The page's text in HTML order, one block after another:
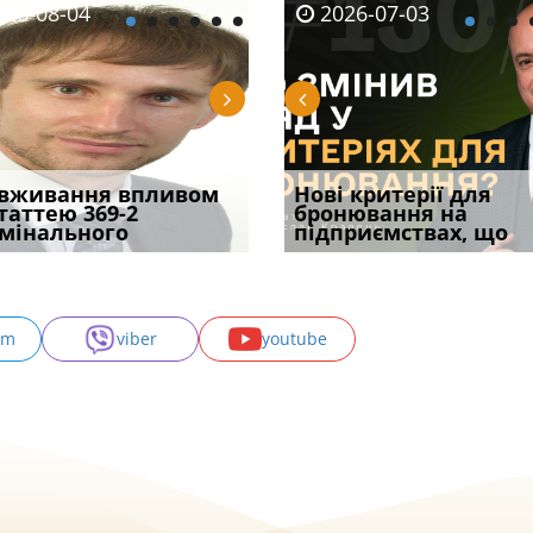
06
встановив для
шкоди
2026-08-06
Документи, на яких не
проставляється
апостиль: пер
08-04
впливом
369-2
2026-08-04
Переоформлення
відстрочки за іншою
підставою: нов
2026-05-25
з юристів замінить
а хто зароблятиме
2026-07-03
Нові критерії для
бронювання на
підприємствах, що
2026-07-30
Восьмий ААС
підтвердив, що
може скас
viber youtube